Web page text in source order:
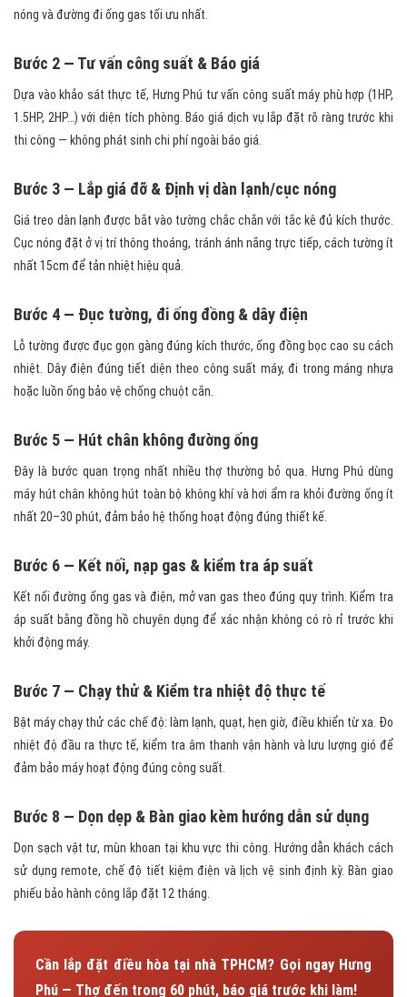
nóng và đường đi ống gas tối ưu nhất.
Bước 2 — Tư vấn công suất & Báo giá
Dựa vào khảo sát thực tế, Hưng Phú tư vấn công suất máy phù hợp (1HP,
1.5HP, 2HP…) với diện tích phòng. Báo giá dịch vụ lắp đặt rõ ràng trước khi
thi công — không phát sinh chi phí ngoài báo giá.
Bước 3 — Lắp giá đỡ & Định vị dàn lạnh/cục nóng
Giá treo dàn lạnh được bắt vào tường chắc chắn với tắc kê đủ kích thước.
Cục nóng đặt ở vị trí thông thoáng, tránh ánh nắng trực tiếp, cách tường ít
nhất 15cm để tản nhiệt hiệu quả.
Bước 4 — Đục tường, đi ống đồng & dây điện
Lỗ tường được đục gọn gàng đúng kích thước, ống đồng bọc cao su cách
nhiệt. Dây điện đúng tiết diện theo công suất máy, đi trong máng nhựa
hoặc luồn ống bảo vệ chống chuột cắn.
Bước 5 — Hút chân không đường ống
Đây là bước quan trọng nhất nhiều thợ thường bỏ qua. Hưng Phú dùng
máy hút chân không hút toàn bộ không khí và hơi ẩm ra khỏi đường ống ít
nhất 20–30 phút, đảm bảo hệ thống hoạt động đúng thiết kế.
Bước 6 — Kết nối, nạp gas & kiểm tra áp suất
Kết nối đường ống gas và điện, mở van gas theo đúng quy trình. Kiểm tra
áp suất bằng đồng hồ chuyên dụng để xác nhận không có rò rỉ trước khi
khởi động máy.
Bước 7 — Chạy thử & Kiểm tra nhiệt độ thực tế
Bật máy chạy thử các chế độ: làm lạnh, quạt, hẹn giờ, điều khiển từ xa. Đo
nhiệt độ đầu ra thực tế, kiểm tra âm thanh vận hành và lưu lượng gió để
đảm bảo máy hoạt động đúng công suất.
Bước 8 — Dọn dẹp & Bàn giao kèm hướng dẫn sử dụng
Dọn sạch vật tư, mùn khoan tại khu vực thi công. Hướng dẫn khách cách
sử dụng remote, chế độ tiết kiệm điện và lịch vệ sinh định kỳ. Bàn giao
phiếu bảo hành công lắp đặt 12 tháng.
Cần lắp đặt điều hòa tại nhà TPHCM? Gọi ngay Hưng
Phú — Thợ đến trong 60 phút, báo giá trước khi làm!